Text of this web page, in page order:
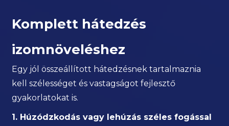
Komplett hátedzés
izomnöveléshez
Egy jól összeállított hátedzésnek tartalmaznia
kell szélességet és vastagságot fejlesztő
gyakorlatokat is.
1. Húzódzkodás vagy lehúzás széles fogással